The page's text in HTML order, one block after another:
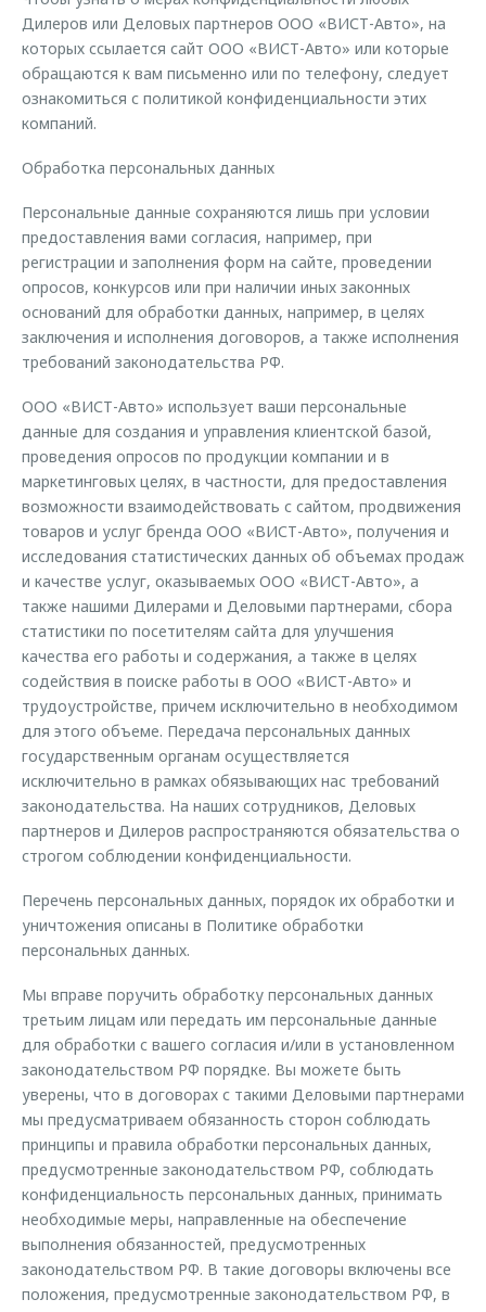
Дилеров или Деловых партнеров ООО «ВИСТ-Авто», на
которых ссылается сайт ООО «ВИСТ-Авто» или которые
обращаются к вам письменно или по телефону, следует
ознакомиться с политикой конфиденциальности этих
компаний.
Обработка персональных данных
Персональные данные сохраняются лишь при условии
предоставления вами согласия, например, при
регистрации и заполнения форм на сайте, проведении
опросов, конкурсов или при наличии иных законных
оснований для обработки данных, например, в целях
заключения и исполнения договоров, а также исполнения
требований законодательства РФ.
ООО «ВИСТ-Авто» использует ваши персональные
данные для создания и управления клиентской базой,
проведения опросов по продукции компании и в
маркетинговых целях, в частности, для предоставления
возможности взаимодействовать с сайтом, продвижения
товаров и услуг бренда ООО «ВИСТ-Авто», получения и
исследования статистических данных об объемах продаж
и качестве услуг, оказываемых ООО «ВИСТ-Авто», а
также нашими Дилерами и Деловыми партнерами, сбора
статистики по посетителям сайта для улучшения
качества его работы и содержания, а также в целях
содействия в поиске работы в ООО «ВИСТ-Авто» и
трудоустройстве, причем исключительно в необходимом
для этого объеме. Передача персональных данных
государственным органам осуществляется
исключительно в рамках обязывающих нас требований
законодательства. На наших сотрудников, Деловых
партнеров и Дилеров распространяются обязательства о
строгом соблюдении конфиденциальности.
Перечень персональных данных, порядок их обработки и
уничтожения описаны в Политике обработки
персональных данных.
Мы вправе поручить обработку персональных данных
третьим лицам или передать им персональные данные
для обработки с вашего согласия и/или в установленном
законодательством РФ порядке. Вы можете быть
уверены, что в договорах с такими Деловыми партнерами
мы предусматриваем обязанность сторон соблюдать
принципы и правила обработки персональных данных,
предусмотренные законодательством РФ, соблюдать
конфиденциальность персональных данных, принимать
необходимые меры, направленные на обеспечение
выполнения обязанностей, предусмотренных
законодательством РФ. В такие договоры включены все
положения, предусмотренные законодательством РФ, в